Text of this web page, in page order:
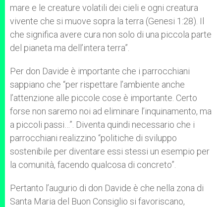
mare e le creature volatili dei cieli e ogni creatura
vivente che si muove sopra la terra (Genesi 1:28). Il
che significa avere cura non solo di una piccola parte
del pianeta ma dell’intera terra”.
Per don Davide è importante che i parrocchiani
sappiano che “per rispettare l’ambiente anche
l’attenzione alle piccole cose è importante. Certo
forse non saremo noi ad eliminare l’inquinamento, ma
a piccoli passi…”. Diventa quindi necessario che i
parrocchiani realizzino “politiche di sviluppo
sostenibile per diventare essi stessi un esempio per
la comunità, facendo qualcosa di concreto”.
Pertanto l’augurio di don Davide è che nella zona di
Santa Maria del Buon Consiglio si favoriscano,